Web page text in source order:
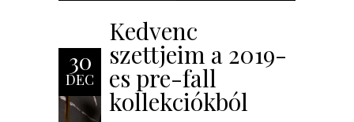
30
DEC
Kedvenc
szettjeim a 2019-
es pre-fall
kollekciókból